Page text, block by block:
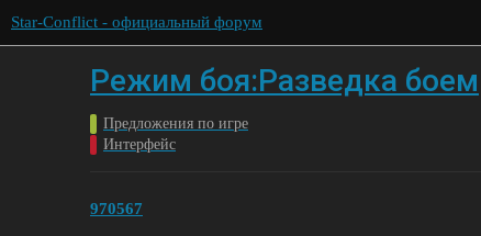
Star-Conflict - официальный форум
Режим боя:Разведка боем
Предложения по игре
Интерфейс
970567